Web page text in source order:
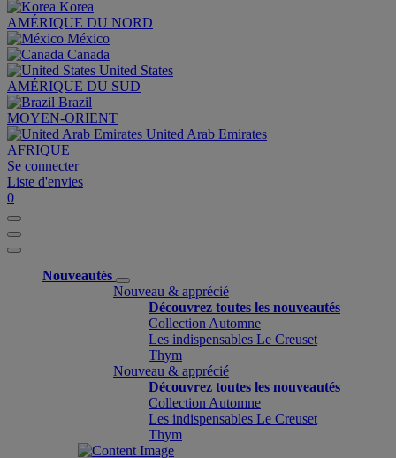
Korea
AMÉRIQUE DU NORD
México
Canada
United States
AMÉRIQUE DU SUD
Brazil
MOYEN-ORIENT
United Arab Emirates
AFRIQUE
Se connecter
Liste d'envies
0
Nouveautés
Nouveau & apprécié
Découvrez toutes les nouveautés
Collection Automne
Les indispensables Le Creuset
Thym
Nouveau & apprécié
Découvrez toutes les nouveautés
Collection Automne
Les indispensables Le Creuset
Thym